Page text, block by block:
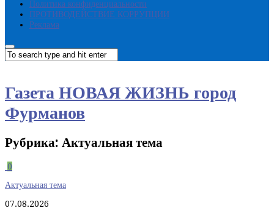
Политика конфиденциальности
ПРОТИВОДЕЙСТВИЕ КОРРУПЦИИ
Реклама
Газета НОВАЯ ЖИЗНЬ город
Фурманов
Рубрика: Актуальная тема
0
Актуальная тема
07.08.2026